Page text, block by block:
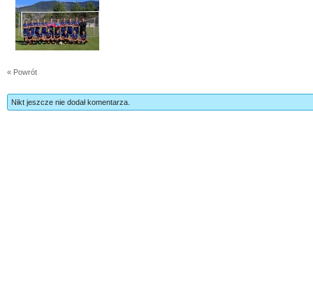
« Powrót
Nikt jeszcze nie dodał komentarza.